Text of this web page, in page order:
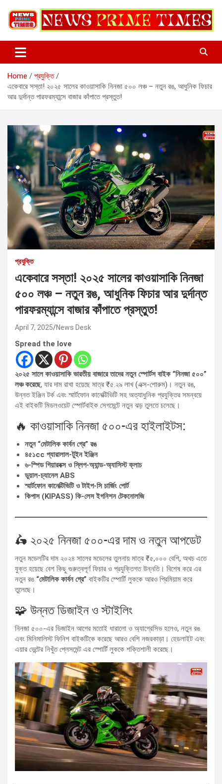
content
Home
প্রযুক্তি
একেবারে সস্তা! ২০২৫ সালের কাওয়াসাকি নিনজা ৫০০ লঞ্চ – নতুন রঙ, আধুনিক ফিচার
আর দুর্দান্ত পারফরম্যান্সে বাজার কাঁপাতে প্রস্তুত!
প্রযুক্তি
একেবারে সস্তা! ২০২৫ সালের কাওয়াসাকি নিনজা
৫০০ লঞ্চ – নতুন রঙ, আধুনিক ফিচার আর দুর্দান্ত
পারফরম্যান্সে বাজার কাঁপাতে প্রস্তুত!
April 7, 2025 News Desk
Spread the love
২০২৫ সালে কাওয়াসাকি ভারতীয় বাজারে তাদের নতুন স্পোর্টস বাইক “নিনজা ৫০০”
লঞ্চ করেছে, যার দাম রাখা হয়েছে মাত্র ₹৫.২৯ লাখ (এক্স-শোরুম)। নতুন রঙ,
উন্নত ইঞ্জিন টর্ক এবং স্মার্টফোন কানেক্টিভিটি সহ অত্যাধুনিক প্রযুক্তির সমন্বয়ে
এই বাইকটি মিডলওয়েট স্পোর্টবাইক সেগমেন্টে নতুন ঝড় তুলতে চলেছে।
🔥 কাওয়াসাকি নিনজা ৫০০-এর হাইলাইটস:
নতুন “মেটালিক কার্বন গ্রে” রঙ
৪৫১cc প্যারালাল-টুইন ইঞ্জিন
৬-স্পিড গিয়ারবক্স ও স্লিপ-অ্যান্ড-অ্যাসিস্ট ক্লাচ
ডুয়াল-চ্যানেল ABS
স্মার্টফোন কানেক্টিভিটি ও টাইপ-সি চার্জিং পোর্ট
কিপাস (KIPASS) কি-লেস ইগনিশন টেকনোলজি
🛵 ২০২৫ নিনজা ৫০০-এর দাম ও নতুন আপডেট
নতুন মডেলটির দাম ২০২৪ সালের মডেলের তুলনায় মাত্র ₹৫,০০০ বেশি, অথচ এতে
যুক্ত হয়েছে বেশ কিছু গুরুত্বপূর্ণ ফিচার ও প্রযুক্তিগত উন্নতি। বিশেষ করে এর
নতুন রঙ “মেটালিক কার্বন গ্রে” বাইকটির স্পোর্টি লুককে আরও প্রিমিয়াম করে
তুলেছে।
🧩 উন্নত ডিজাইন ও স্টাইলিং
নিনজা ৫০০-এর ডিজাইন আগের মতোই ধারালো ও অ্যাগ্রেসিভ হলেও, নতুন রঙ
এবং মিনিমালিস্ট ফিনিশ বাইকটিকে করেছে আরও বেশি নজরকাড়া। হেডলাইট এবং
এয়ার ভেন্টের নিখুঁত প্লেসমেন্ট এর স্পোর্টি লুককে শক্তিশালী করেছে।